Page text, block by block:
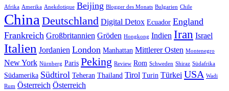
Afrika Amerika Anekdotique Beijing Blogger des Monats Bulgarien Chile
China Deutschland Digital Detox Ecuador England
Frankreich Großbritannien Gröden Hongkong Indien Iran Israel
Italien Jordanien London Manhattan Mittlerer Osten Montenegro
New York Nürnberg Paris Peking Review Rom Schweden Shiraz Südafrika
Südamerika Südtirol Teheran Thailand Tirol Turin Türkei USA Wadi
Rum Österreich Österreich